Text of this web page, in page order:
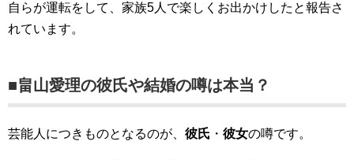
自らが運転をして、家族5人で楽しくお出かけしたと報告さ
れています。
■畠山愛理の彼氏や結婚の噂は本当？
芸能人につきものとなるのが、 彼氏 ・ 彼女の噂です。